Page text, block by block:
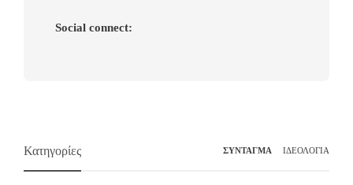
Social connect:
Κατηγορίες ΣΥΝΤΑΓΜΑ ΙΔΕΟΛΟΓΙΑ